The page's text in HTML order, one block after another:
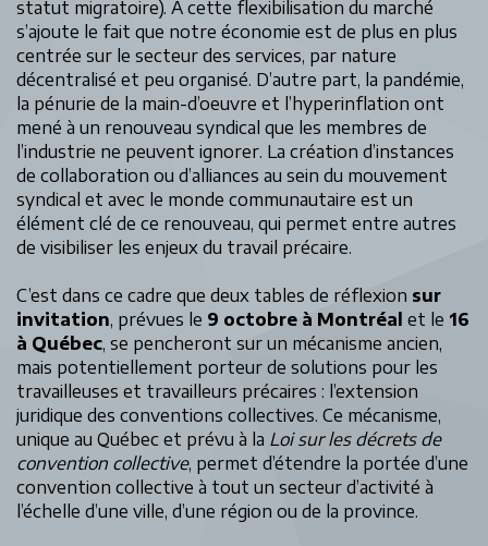
statut migratoire). À cette flexibilisation du marché
s’ajoute le fait que notre économie est de plus en plus
centrée sur le secteur des services, par nature
décentralisé et peu organisé. D’autre part, la pandémie,
la pénurie de la main-d’oeuvre et l’hyperinflation ont
mené à un renouveau syndical que les membres de
l’industrie ne peuvent ignorer. La création d’instances
de collaboration ou d’alliances au sein du mouvement
syndical et avec le monde communautaire est un
élément clé de ce renouveau, qui permet entre autres
de visibiliser les enjeux du travail précaire.
C’est dans ce cadre que deux tables de réflexion sur
invitation, prévues le 9 octobre à Montréal et le 16
à Québec, se pencheront sur un mécanisme ancien,
mais potentiellement porteur de solutions pour les
travailleuses et travailleurs précaires : l’extension
juridique des conventions collectives. Ce mécanisme,
unique au Québec et prévu à la Loi sur les décrets de
convention collective, permet d’étendre la portée d’une
convention collective à tout un secteur d’activité à
l’échelle d’une ville, d’une région ou de la province.